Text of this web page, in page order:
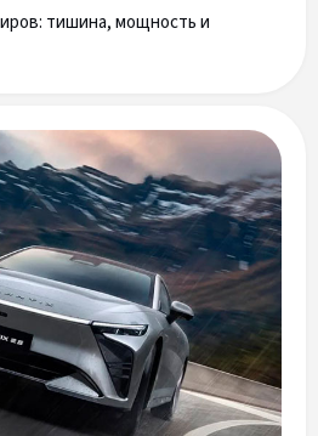
тишина, мощность и